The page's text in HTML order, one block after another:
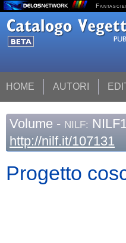
HOME AUTORI
Volume - NILF:
http://nilf.it/107131
Progetto